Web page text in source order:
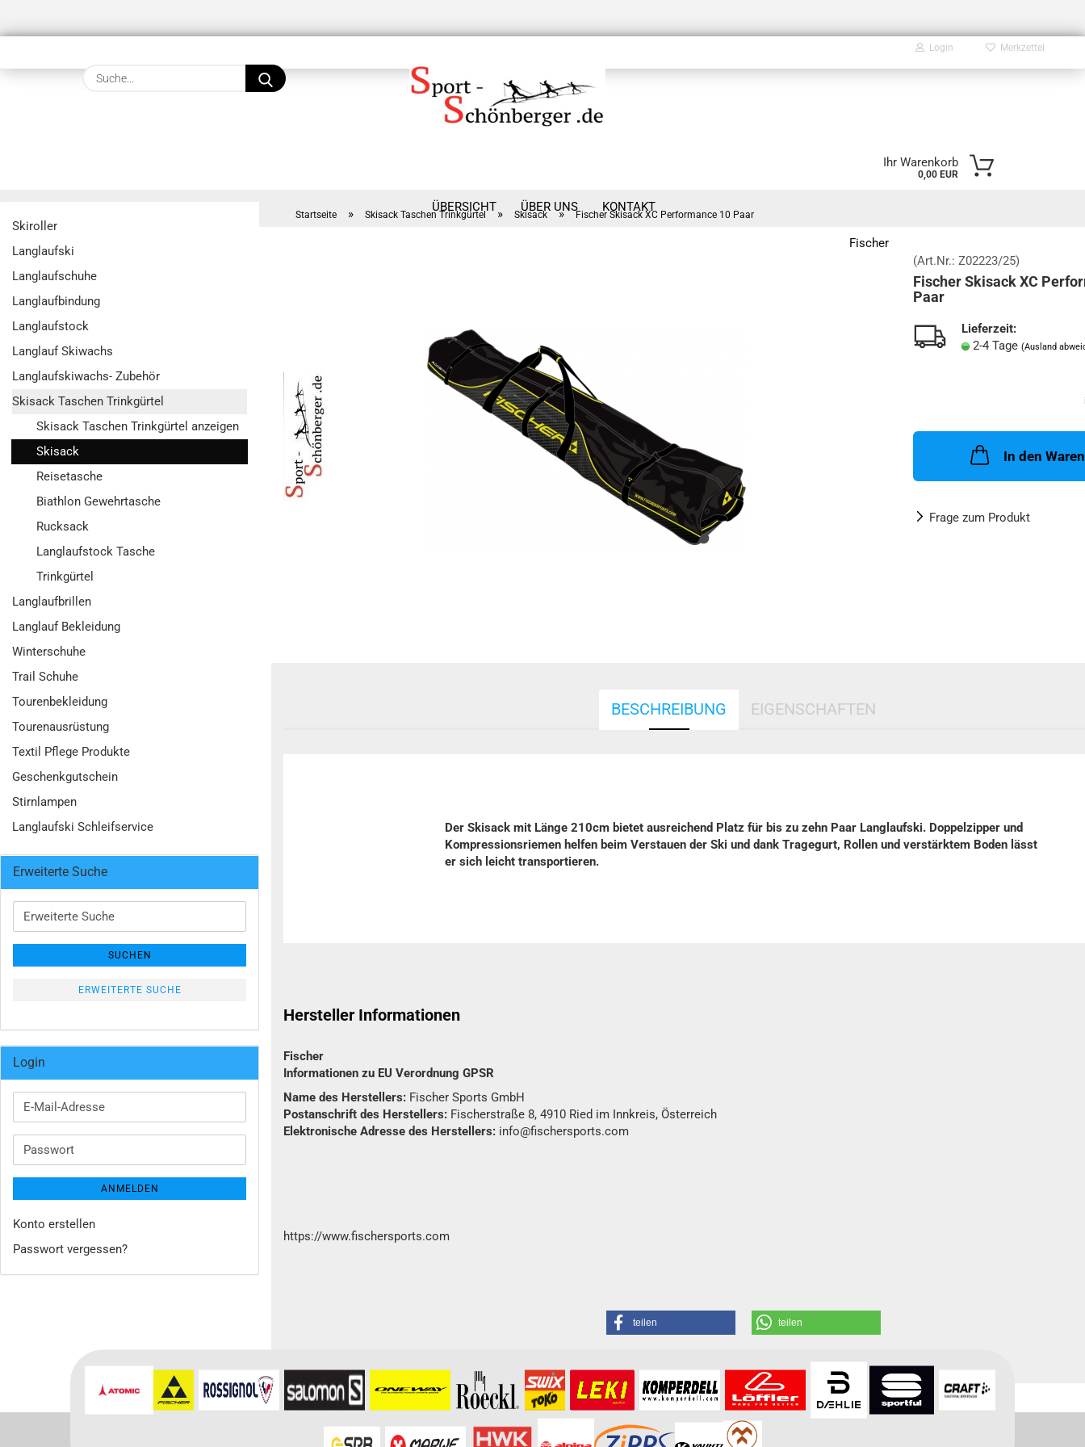
Login Merkzettel
Suche...
Ihr Warenkorb
0,00 EUR
ÜBERSICHT ÜBER UNS KONTAKT
Startseite » Skisack Taschen Trinkgürtel » Skisack » Fischer Skisack XC Performance 10 Paar
Fischer
(Art.Nr.: Z02223/25)
Fischer Skisack XC
Paar
Lieferzeit:
2-4 Tage (Ausland
In den
Frage zum Produkt
BESCHREIBUNG EIGENSCHAFTEN
Der Skisack mit Länge 210cm bietet ausreichend Platz für bis zu zehn Paar Langlaufski. Doppelzipper und
Kompressionsriemen helfen beim Verstauen der Ski und dank Tragegurt, Rollen und verstärktem Boden lässt
er sich leicht transportieren.​
Hersteller Informationen
Fischer
Informationen zu EU Verordnung GPSR
Name des Herstellers: Fischer Sports GmbH
Postanschrift des Herstellers: Fischerstraße 8, 4910 Ried im Innkreis, Österreich
Elektronische Adresse des Herstellers: info@fischersports.com
https://www.fischersports.com
teilen teilen
Für weitere Informationen besuchen Sie bitte dieHomepagezu diesem Artikel.
Skiroller
Langlaufski
Langlaufschuhe
Langlaufbindung
Langlaufstock
Langlauf Skiwachs
Langlaufskiwachs- Zubehör
Skisack Taschen Trinkgürtel
Skisack Taschen Trinkgürtel anzeigen
Skisack
Reisetasche
Biathlon Gewehrtasche
Rucksack
Langlaufstock Tasche
Trinkgürtel
Langlaufbrillen
Langlauf Bekleidung
Winterschuhe
Trail Schuhe
Tourenbekleidung
Tourenausrüstung
Textil Pflege Produkte
Geschenkgutschein
Stirnlampen
Langlaufski Schleifservice
Erweiterte Suche
Erweiterte
Suche
SUCHEN
ERWEITERTE SUCHE
Login
E-
Mail-
Passwort
ANMELDEN
Konto erstellen
Passwort vergessen?